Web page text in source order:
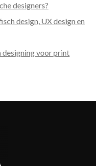
designers?
design, UX design en
designing voor print